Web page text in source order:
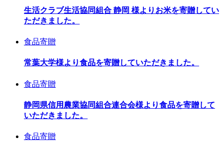
生活クラブ生活協同組合 静岡 様よりお米を寄贈してい
ただきました。
食品寄贈
常葉大学様より食品を寄贈していただきました。
食品寄贈
静岡県信用農業協同組合連合会様より食品を寄贈して
いただきました。
食品寄贈